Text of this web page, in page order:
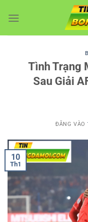
qua
Tình Trạng
Sau Giải
ĐĂNG VÀO
10
Th1